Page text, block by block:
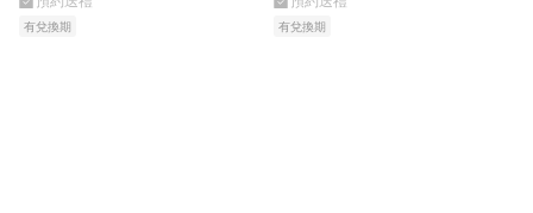
有兌換期 有兌換期